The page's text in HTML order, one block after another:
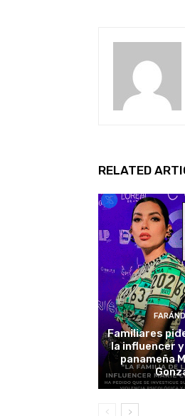
RELATED
Familiares
la influencer
panameña